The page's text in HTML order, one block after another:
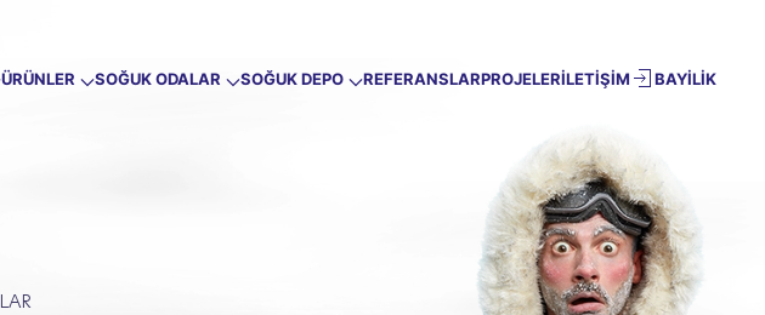
ÜRÜNLER SOĞUK ODALAR SOĞUK DEPO REFERANSLARPROJELERİLETİŞİM BAYİLİK